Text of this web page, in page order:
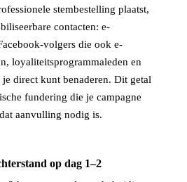
stembestelling plaatst,
contacten: e-
volgers die ook e-
loyaliteitsprogrammaleden en
direct kunt benaderen. Dit getal
fundering die je campagne
aanvulling nodig is.
op dag 1–2